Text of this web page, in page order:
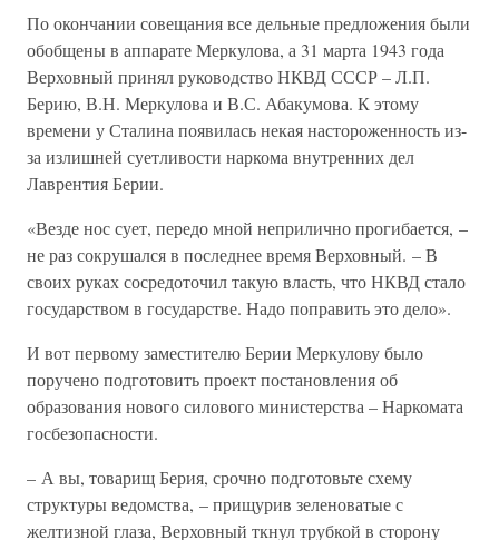
По окончании совещания все дельные предложения были
обобщены в аппарате Меркулова, а 31 марта 1943 года
Верховный принял руководство НКВД СССР – Л.П.
Берию, В.Н. Меркулова и В.С. Абакумова. К этому
времени у Сталина появилась некая настороженность из-
за излишней суетливости наркома внутренних дел
Лаврентия Берии.
«Везде нос сует, передо мной неприлично прогибается, –
не раз сокрушался в последнее время Верховный. – В
своих руках сосредоточил такую власть, что НКВД стало
государством в государстве. Надо поправить это дело».
И вот первому заместителю Берии Меркулову было
поручено подготовить проект постановления об
образования нового силового министерства – Наркомата
госбезопасности.
– А вы, товарищ Берия, срочно подготовьте схему
структуры ведомства, – прищурив зеленоватые с
желтизной глаза, Верховный ткнул трубкой в сторону